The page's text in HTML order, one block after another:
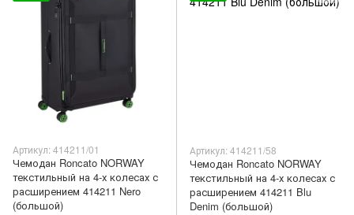
Артикул: 414211/01
Чемодан Roncato NORWAY
текстильный на 4-х колесах с
расширением 414211 Nero
(большой)
Артикул: 414211/58
Чемодан Roncato NORWAY
текстильный на 4-х колесах с
расширением 414211 Blu
Denim (большой)